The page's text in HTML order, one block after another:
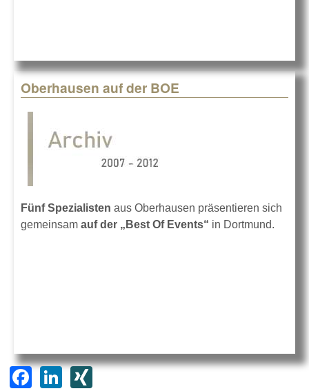
Oberhausen auf der BOE
Fünf Spezialisten aus Oberhausen präsentieren sich
gemeinsam auf der „Best Of Events“ in Dortmund.
F
Li XI